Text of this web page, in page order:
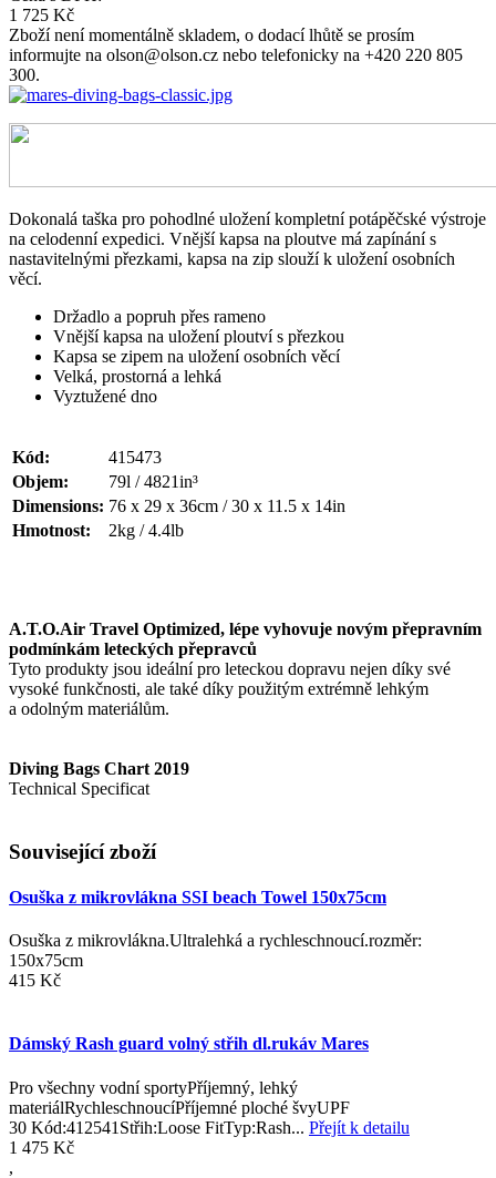
1 725 Kč
Zboží není momentálně skladem, o dodací lhůtě se prosím
informujte na olson@olson.cz nebo telefonicky na +420 220 805
300.
Dokonalá taška pro pohodlné uložení kompletní potápěčské výstroje
na celodenní expedici. Vnější kapsa na ploutve má zapínání s
nastavitelnými přezkami, kapsa na zip slouží k uložení osobních
věcí.
Držadlo a popruh přes rameno
Vnější kapsa na uložení ploutví s přezkou
Kapsa se zipem na uložení osobních věcí
Velká, prostorná a lehká
Vyztužené dno
Kód:
415473
Objem:
79l / 4821in³
Dimensions: 76 x 29 x 36cm / 30 x 11.5 x 14in
Hmotnost:
2kg / 4.4lb
A.T.O.Air Travel Optimized, lépe vyhovuje novým přepravním
podmínkám leteckých přepravců
Tyto produkty jsou ideální pro leteckou dopravu nejen díky své
vysoké funkčnosti, ale také díky použitým extrémně lehkým
a odolným materiálům.
Diving Bags Chart 2019
Technical Specificat
Související zboží
Osuška z mikrovlákna SSI beach Towel 150x75cm
Osuška z mikrovlákna.Ultralehká a rychleschnoucí.rozměr:
150x75cm
415 Kč
Dámský Rash guard volný střih dl.rukáv Mares
Pro všechny vodní sportyPříjemný, lehký
materiálRychleschnoucíPříjemné ploché švyUPF
30 Kód:412541Střih:Loose FitTyp:Rash... Přejít k detailu
1 475 Kč
,